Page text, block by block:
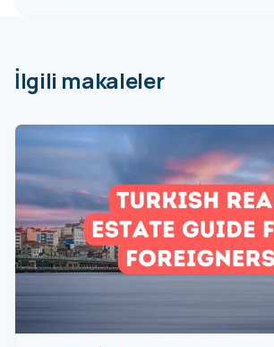
İlgili makaleler